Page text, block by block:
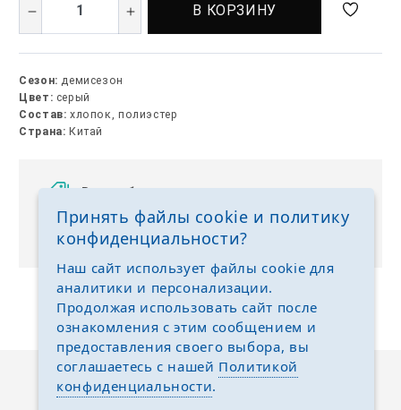
В КОРЗИНУ
Сезон: демисезон
Цвет: серый
Состав: хлопок, полиэстер
Страна: Китай
Выкуп без размерных рядов
Отгружаем любые размеры одежды и обуви на
ваш выбор
Описание Отзывы
Принять файлы cookie и политику
конфиденциальности?
Наш сайт использует файлы cookie для
аналитики и персонализации.
Продолжая использовать сайт после
ознакомления с этим сообщением и
предоставления своего выбора, вы
соглашаетесь с нашей Политикой
конфиденциальности.